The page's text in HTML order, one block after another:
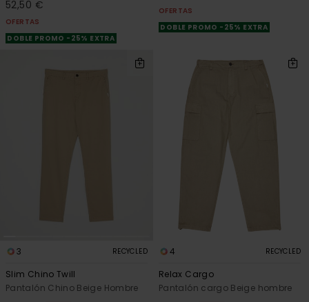
52,50 €
OFERTAS
DOBLE PROMO -25% EXTRA
OFERTAS
DOBLE PROMO -25% EXTRA
3 RECYCLED
Slim Chino Twill
Pantalón Chino Beige Hombre
4 RECYCLED
Relax Cargo
Pantalón cargo Beige hombre